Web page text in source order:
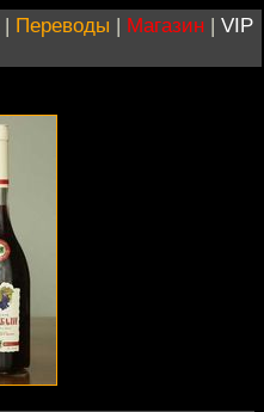
| Переводы | Магазин | VIP